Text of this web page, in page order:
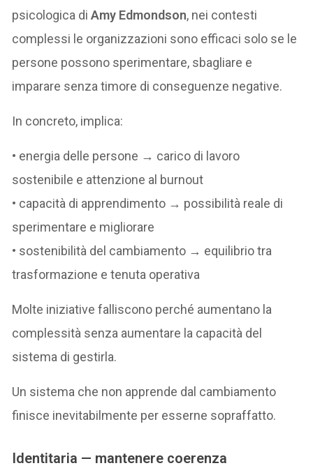
psicologica diAmy Edmondson, nei contesti
complessi le organizzazioni sono efficaci solo se le
persone possono sperimentare, sbagliare e
imparare senza timore di conseguenze negative.
In concreto, implica:
• energia delle persone → carico di lavoro
sostenibile e attenzione al burnout
• capacità di apprendimento → possibilità reale di
sperimentare e migliorare
• sostenibilità del cambiamento → equilibrio tra
trasformazione e tenuta operativa
Molte iniziative falliscono perché aumentano la
complessità senza aumentare la capacità del
sistema di gestirla.
Un sistema che non apprende dal cambiamento
finisce inevitabilmente per esserne sopraffatto.
Identitaria — mantenere coerenza